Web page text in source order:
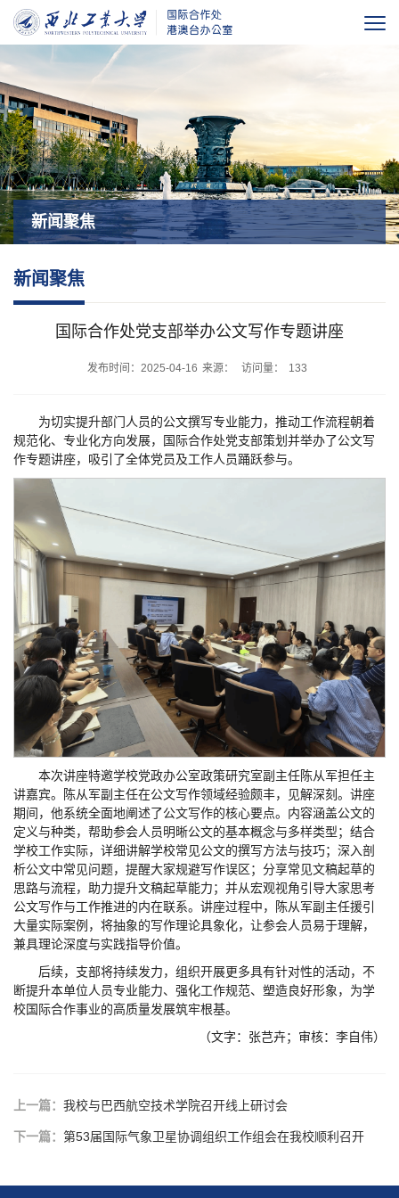
新闻聚焦
新闻聚焦
国际合作处党支部举办公文写作专题讲座
发布时间：2025-04-16 来源： 访问量： 133
为切实提升部门人员的公文撰写专业能力，推动工作流程朝着
规范化、专业化方向发展，国际合作处党支部策划并举办了公文写
作专题讲座，吸引了全体党员及工作人员踊跃参与。
本次讲座特邀学校党政办公室政策研究室副主任陈从军担任主
讲嘉宾。陈从军副主任在公文写作领域经验颇丰，见解深刻。讲座
期间，他系统全面地阐述了公文写作的核心要点。内容涵盖公文的
定义与种类，帮助参会人员明晰公文的基本概念与多样类型；结合
学校工作实际，详细讲解学校常见公文的撰写方法与技巧；深入剖
析公文中常见问题，提醒大家规避写作误区；分享常见文稿起草的
思路与流程，助力提升文稿起草能力；并从宏观视角引导大家思考
公文写作与工作推进的内在联系。讲座过程中，陈从军副主任援引
大量实际案例，将抽象的写作理论具象化，让参会人员易于理解，
兼具理论深度与实践指导价值。
后续，支部将持续发力，组织开展更多具有针对性的活动，不
断提升本单位人员专业能力、强化工作规范、塑造良好形象，为学
校国际合作事业的高质量发展筑牢根基。
（文字：张芑卉；审核：李自伟）
上一篇： 我校与巴西航空技术学院召开线上研讨会
下一篇： 第53届国际气象卫星协调组织工作组会在我校顺利召开